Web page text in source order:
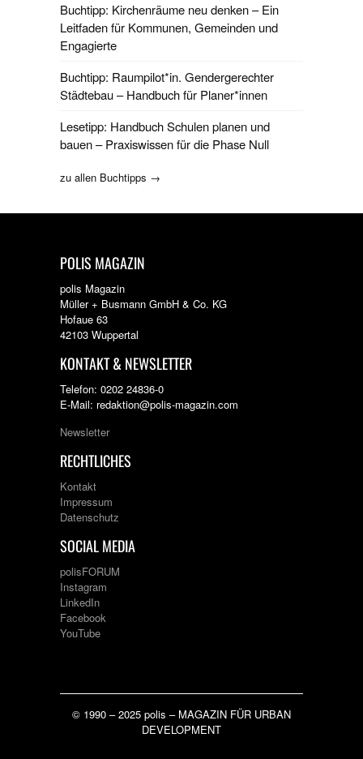
Buchtipp: Kirchenräume neu denken – Ein
Leitfaden für Kommunen, Gemeinden und
Engagierte
Buchtipp: Raumpilot*in. Gendergerechter
Städtebau – Handbuch für Planer*innen
Lesetipp: Handbuch Schulen planen und
bauen – Praxiswissen für die Phase Null
zu allen Buchtipps →
POLIS MAGAZIN
polis Magazin
Müller + Busmann GmbH & Co. KG
Hofaue 63
42103 Wuppertal
KONTAKT & NEWSLETTER
Telefon: 0202 24836-0
E-Mail: redaktion@polis-magazin.com
Newsletter
RECHTLICHES
Kontakt
Impressum
Datenschutz
SOCIAL MEDIA
polisFORUM
Instagram
LinkedIn
Facebook
YouTube
© 1990 – 2025 polis – MAGAZIN FÜR URBAN
DEVELOPMENT